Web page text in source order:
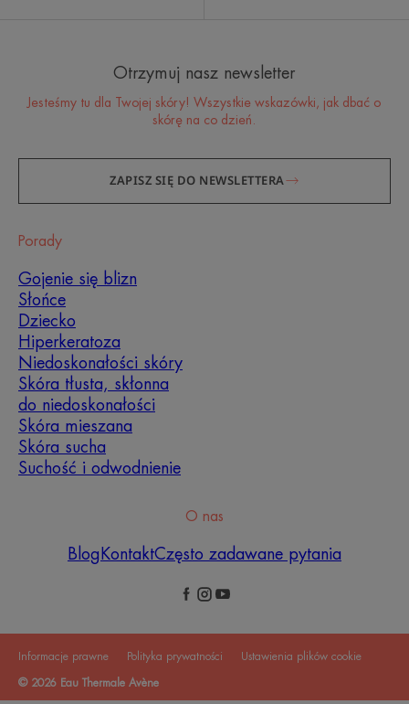
Otrzymuj nasz newsletter
Jesteśmy tu dla Twojej skóry! Wszystkie wskazówki, jak dbać o
skórę na co dzień.
ZAPISZ SIĘ DO NEWSLETTERA
Porady
Gojenie się blizn
Słońce
Dziecko
Hiperkeratoza
Niedoskonałości skóry
Skóra tłusta, skłonna
do niedoskonałości
Skóra mieszana
Skóra sucha
Suchość i odwodnienie
O nas
Blog KontaktCzęsto zadawane pytania
Informacje prawne Polityka prywatności Ustawienia plików cookie
© 2026 Eau Thermale Avène